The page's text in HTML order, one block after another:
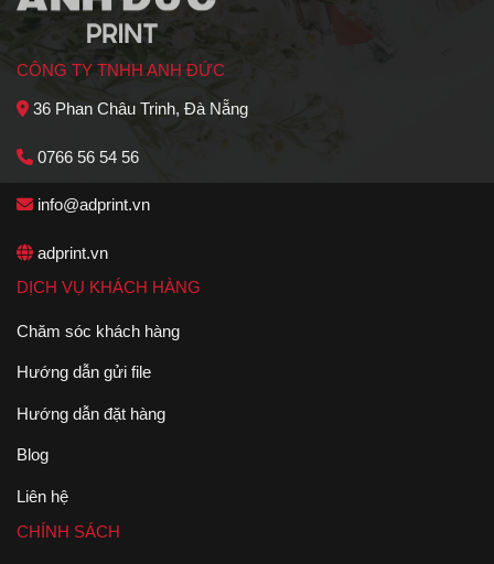
CÔNG TY TNHH ANH ĐỨC
36 Phan Châu Trinh, Đà Nẵng
0766 56 54 56
info@adprint.vn
adprint.vn
DỊCH VỤ KHÁCH HÀNG
Chăm sóc khách hàng
Hướng dẫn gửi file
Hướng dẫn đặt hàng
Blog
Liên hệ
CHÍNH SÁCH